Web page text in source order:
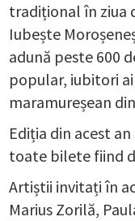
tradițional în ziua
Iubește
adună peste 600
popular, iubitori
maramureșean
Ediția din acest an
toate bilete fiind
Artiștii invitați în
Marius Zorilă,